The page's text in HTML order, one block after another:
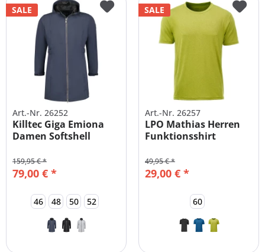
SALE
Art.-Nr. 26252
Killtec Giga Emiona
Damen Softshell
79,00 € *
159,95 € *
46 48 50 52
SALE
Art.-Nr. 26257
LPO Mathias Herren
Funktionsshirt
29,00 € *
49,95 € *
60